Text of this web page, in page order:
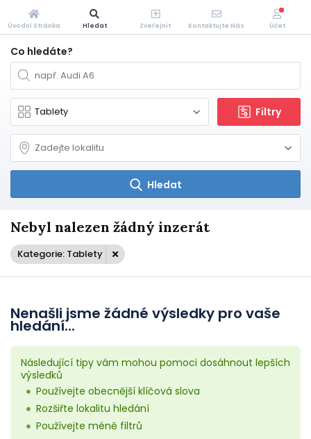
Co hledáte?
Filtry
Hledat
Nebyl nalezen žádný inzerát
Kategorie: Tablety
Nenašli jsme žádné výsledky pro vaše
hledání...
Následující tipy vám mohou pomoci dosáhnout lepších
výsledků
Používejte obecnější klíčová slova
Rozšiřte lokalitu hledání
Používejte méně filtrů
Úvodní Stránka Hledat Zveřejnit Kontaktujte Nás Účet